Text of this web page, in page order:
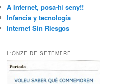
A Internet, posa-hi seny!!
Infancia y tecnología
Internet Sin Riesgos
L'ONZE DE SETEMBRE